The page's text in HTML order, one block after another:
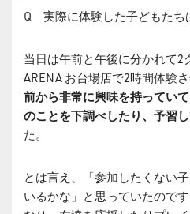
Q 実際に体験した子どもたち
当日は午前と午後に分かれて2
ARENA お台場店で2時間体験
前から非常に興味を持ってい
のことを下調べしたり、予習
た。
とは言え、「参加したくない
いるかな」と思っていたので